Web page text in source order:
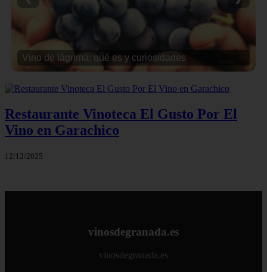
Vino de lágrima: qué es y curiosidades
Restaurante Vinoteca El Gusto Por El
Vino en Garachico
12/12/2025
vinosdegranada.es
vinosdegranada.es